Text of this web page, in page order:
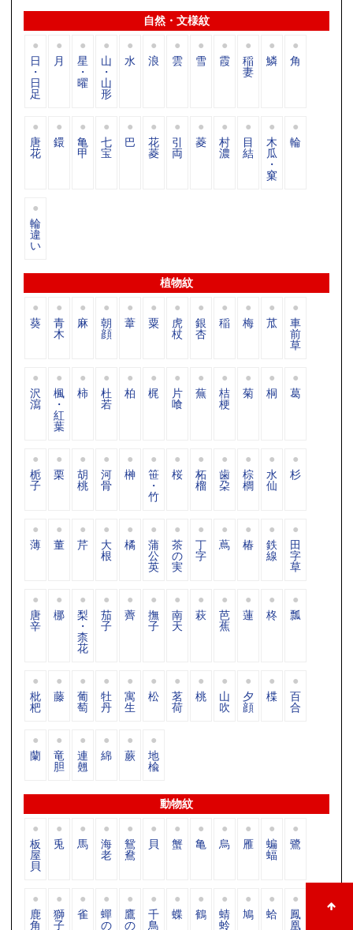
自然・文様紋
日
・
日
足
月 星
・
曜
山
・
山
形
水 浪 雲 雪 霞 稲
妻
鱗 角
唐
花
鐶 亀
甲
七
宝
巴 花
菱
引
両
菱 村
濃
目
結
木
瓜
・
窠
輪
輪
違
い
植物紋
葵 青
木
麻 朝
顔
葦 粟 虎
杖
銀
杏
稲 梅 苽 車
前
草
沢
瀉
楓
・
紅
葉
柿 杜
若
柏 梶 片
喰
蕪 桔
梗
菊 桐 葛
栀
子
栗 胡
桃
河
骨
榊 笹
・
竹
桜 柘
榴
歯
朶
棕
櫚
水
仙
杉
薄 董 芹 大
根
橘 蒲
公
英
茶
の
実
丁
字
蔦 椿 鉄
線
田
字
草
唐
辛
梛 梨
・
柰
花
茄
子
薺 撫
子
南
天
萩 芭
蕉
蓮 柊 瓢
枇
杷
藤 葡
萄
牡
丹
寓
生
松 茗
荷
桃 山
吹
夕
顔
楪 百
合
蘭 竜
胆
連
翹
綿 蕨 地
楡
動物紋
板
屋
貝
兎 馬 海
老
鴛
鴦
貝 蟹 亀 烏 雁 蝙
蝠
鷺
鹿
角
獅
子
雀 蟬
の
鷹
の
千
鳥
蝶 鶴 蜻
蛉
鳩 蛤 鳳
凰